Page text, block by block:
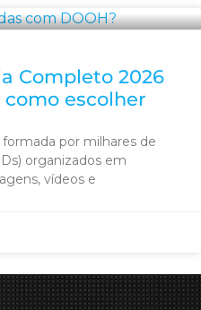
Completo 2026
escolher
por milhares de
organizados em
vídeos e